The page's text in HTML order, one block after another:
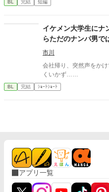
と自国の存続が危なそ
るんだけどその度に皇
い。
BL 完結 短編
イケメン大学生にナ
らただのナンパ男で
市川
会社帰り、突然声をか
くいかず……
BL 完結 ｼｮｰﾄｼｮｰﾄ
アプリ一覧